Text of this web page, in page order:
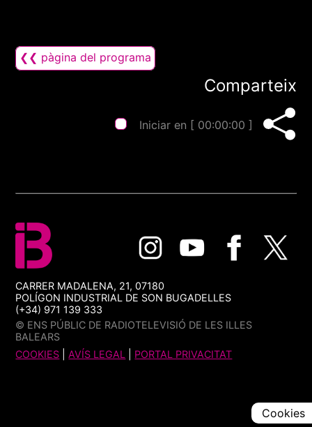
❮❮ pàgina del programa
Comparteix
Iniciar en [ 00:00:00 ]
CARRER MADALENA, 21, 07180
POLÍGON INDUSTRIAL DE SON BUGADELLES
(+34) 971 139 333
© ENS PÚBLIC DE RADIOTELEVISIÓ DE LES ILLES
BALEARS
COOKIES |AVÍS LEGAL PORTAL PRIVACITAT
Cookies